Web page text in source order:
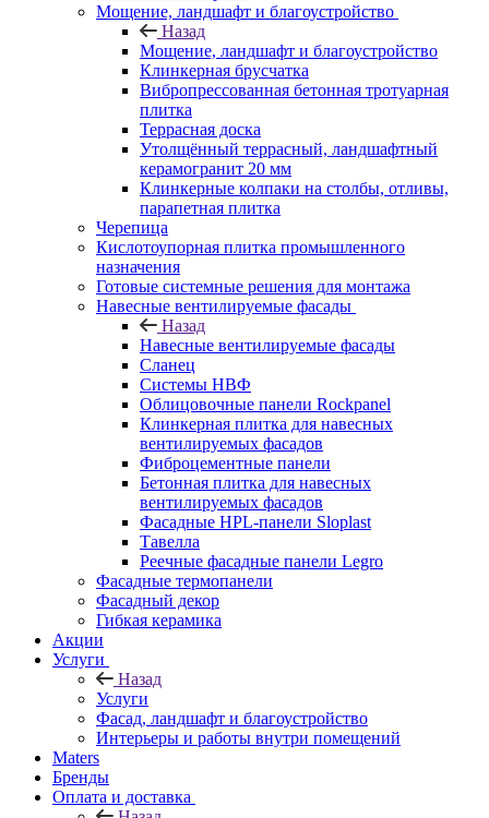
Мощение, ландшафт и благоустройство
Назад
Мощение, ландшафт и благоустройство
Клинкерная брусчатка
Вибропрессованная бетонная тротуарная
плитка
Террасная доска
Утолщённый террасный, ландшафтный
керамогранит 20 мм
Клинкерные колпаки на столбы, отливы,
парапетная плитка
Черепица
Кислотоупорная плитка промышленного
назначения
Готовые системные решения для монтажа
Навесные вентилируемые фасады
Назад
Навесные вентилируемые фасады
Сланец
Системы НВФ
Облицовочные панели Rockpanel
Клинкерная плитка для навесных
вентилируемых фасадов
Фиброцементные панели
Бетонная плитка для навесных
вентилируемых фасадов
Фасадные HPL-панели Sloplast
Тавелла
Реечные фасадные панели Legro
Фасадные термопанели
Фасадный декор
Гибкая керамика
Акции
Услуги
Назад
Услуги
Фасад, ландшафт и благоустройство
Интерьеры и работы внутри помещений
Maters
Бренды
Оплата и доставка